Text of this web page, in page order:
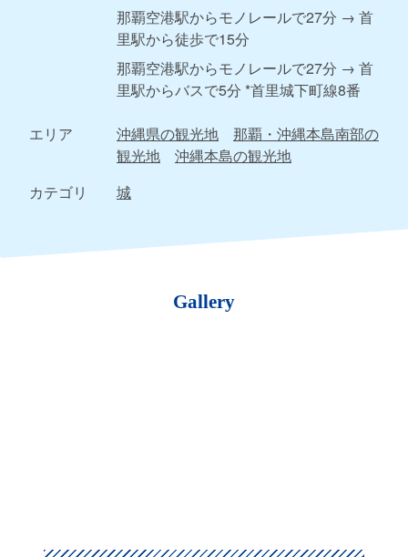
那覇空港駅からモノレールで27分 → 首
里駅から徒歩で15分
那覇空港駅からモノレールで27分 → 首
里駅からバスで5分 *首里城下町線8番
エリア 沖縄県の観光地
那覇・沖縄本島南部の
観光地
沖縄本島の観光地
カテゴリ
城
Gallery